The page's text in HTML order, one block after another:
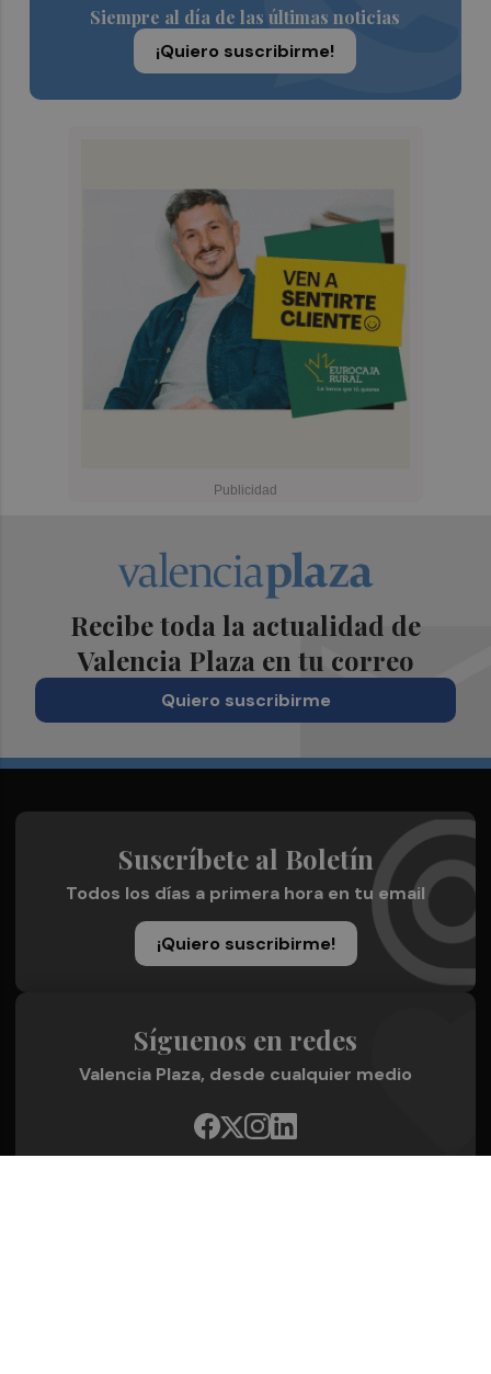
Siempre al día de las últimas noticias
¡Quiero suscribirme!
Recibe toda la actualidad de
Valencia Plaza en tu correo
Quiero suscribirme
Suscríbete al Boletín
Todos los días a primera hora en tu email
¡Quiero suscribirme!
Síguenos en redes
Valencia Plaza, desde cualquier medio